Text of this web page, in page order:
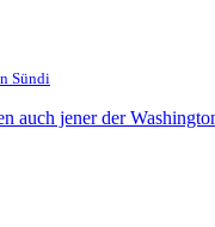
Sündi
auch jener der